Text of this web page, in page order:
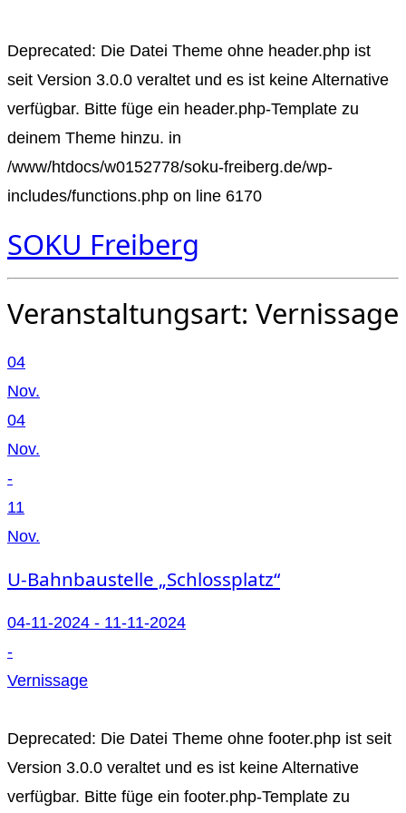
Deprecated: Die Datei Theme ohne header.php ist
seit Version 3.0.0 veraltet und es ist keine Alternative
verfügbar. Bitte füge ein header.php-Template zu
deinem Theme hinzu. in
/www/htdocs/w0152778/soku-freiberg.de/wp-
includes/functions.php on line 6170
SOKU Freiberg
Veranstaltungsart: Vernissage
04
Nov.
04
Nov.
-
11
Nov.
U-Bahnbaustelle „Schlossplatz“
04-11-2024 - 11-11-2024
-
Vernissage
Deprecated: Die Datei Theme ohne footer.php ist seit
Version 3.0.0 veraltet und es ist keine Alternative
verfügbar. Bitte füge ein footer.php-Template zu